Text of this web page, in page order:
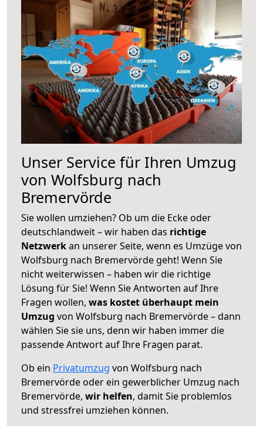
Unser Service für Ihren Umzug
von Wolfsburg nach
Bremervörde
Sie wollen umziehen? Ob um die Ecke oder
deutschlandweit – wir haben das richtige
Netzwerkan unserer Seite, wenn es Umzüge von
Wolfsburg nach Bremervörde geht! Wenn Sie
nicht weiterwissen – haben wir die richtige
Lösung für Sie! Wenn Sie Antworten auf Ihre
Fragen wollen, was kostet überhaupt mein
Umzug von Wolfsburg nach Bremervörde – dann
wählen Sie sie uns, denn wir haben immer die
passende Antwort auf Ihre Fragen parat.
Ob ein Privatumzug von Wolfsburg nach
Bremervörde oder ein gewerblicher Umzug nach
Bremervörde, wir helfen, damit Sie problemlos
und stressfrei umziehen können.